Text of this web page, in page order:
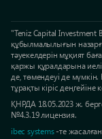
"Teniz Capital
құбылмалылығын
тәуекелдерін мұқият
қаржы құралдарына
де, төмендеуі де
тұрақты кіріс деңгейіне
ҚНРДА 18.05.2023 ж.
№4.3.19 лицензия.
ibec systems-те жасалған